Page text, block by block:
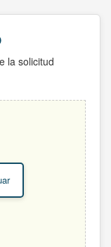
la solicitud